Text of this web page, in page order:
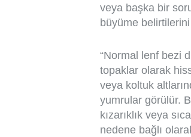
veya başka bir
büyüme
“Normal lenf bezi
topaklar olarak
veya koltuk
yumrular görülür.
kızarıklık veya
nedene bağlı